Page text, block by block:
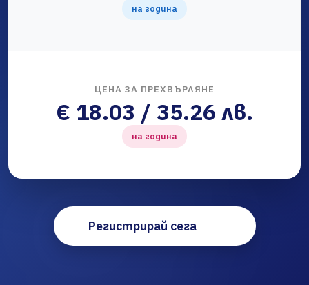
на година
ЦЕНА ЗА ПРЕХВЪРЛЯНЕ
€ 18.03 / 35.26 лв.
на година
Регистрирай сега